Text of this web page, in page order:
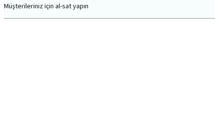
Müşterileriniz için al-sat yapın